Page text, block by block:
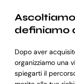
definiamo
Dopo aver
organizziamo una
spiegarti il